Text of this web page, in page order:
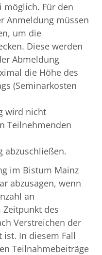
möglich. Für den
Anmeldung müssen
um die
Diese werden
Abmel­dung
die Höhe des
(Seminarkosten
wird nicht
Teilnehmenden
abzuschließen.
im Bistum Mainz
abzusagen, wenn
an
des
Verstreichen der
In diesem Fall
Teilnahmebeiträge